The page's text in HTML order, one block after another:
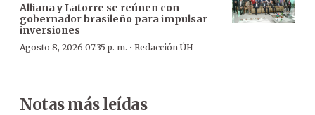
Alliana y Latorre se reúnen con
gobernador brasileño para impulsar
inversiones
Agosto 8, 2026 07:35 p. m. · Redacción ÚH
Notas más leídas